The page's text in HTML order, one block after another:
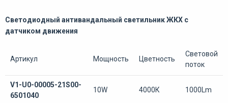
Светодиодный антивандальный светильник ЖКХ с
датчиком движения
Артикул Мощность Цветность
Световой
поток
V1-U0-00005-21S00-
6501040
10W 4000К 1000Lm